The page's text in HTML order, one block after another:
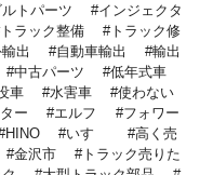
トパーツ
インジェクタ
トラック整備
トラック修
出 自動車輸出
輸出
中古パーツ
低年式車
車 水害車
使わない
ー エルフ
フォワー
HINO いすゞ
高く売
金沢市
トラック売りた